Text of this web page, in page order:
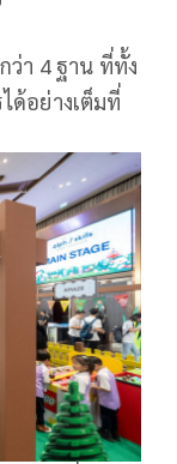
ว่า 4 ฐาน ที่ทั้ง
ด้อย่างเต็มที่